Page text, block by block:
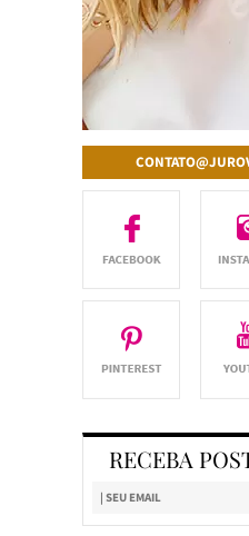
RECEBA